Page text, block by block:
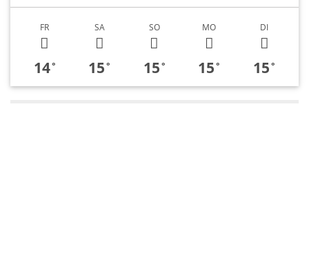
FR
14°
SA
15°
SO
15°
MO
15°
DI
15°